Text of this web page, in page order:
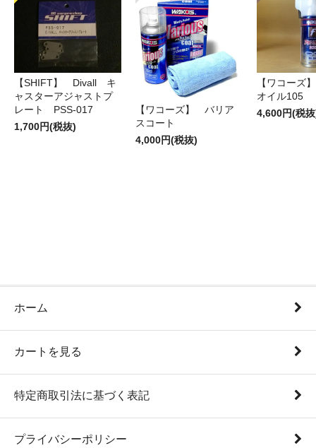
【SHIFT】 Divall キ
ャスターアジャストプ
レート PSS-017
1,700円(税抜)
【ワコーズ】 バリア
スコート
4,000円(税抜)
【ワコーズ
オイル105
4,600円(税
ホーム
カートを見る
特定商取引法に基づく表記
プライバシーポリシー